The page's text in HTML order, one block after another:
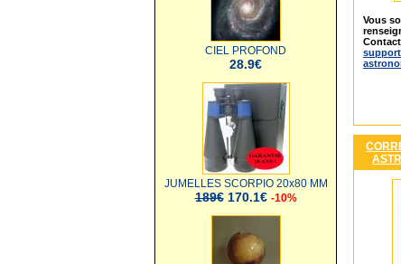
CIEL PROFOND
28.9€
JUMELLES SCORPIO 20x80 MM
189€ 170.1€ -10%
Vous